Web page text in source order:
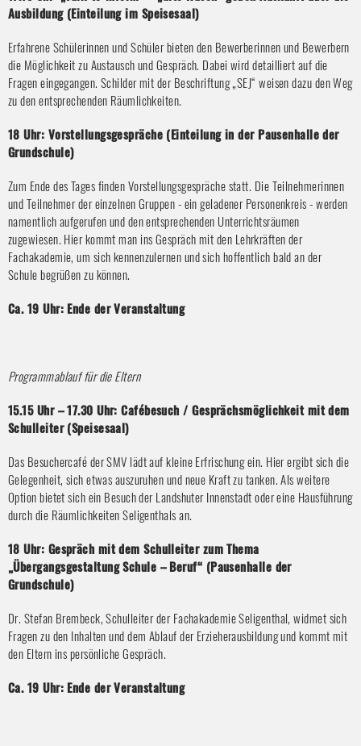
Ausbildung (Einteilung im Speisesaal)
Erfahrene Schülerinnen und Schüler bieten den Bewerberinnen und Bewerbern
die Möglichkeit zu Austausch und Gespräch. Dabei wird detailliert auf die
Fragen eingegangen. Schilder mit der Beschriftung „SEJ“ weisen dazu den Weg
zu den entsprechenden Räumlichkeiten.
18 Uhr: Vorstellungsgespräche (Einteilung in der Pausenhalle der
Grundschule)
Zum Ende des Tages finden Vorstellungsgespräche statt. Die Teilnehmerinnen
und Teilnehmer der einzelnen Gruppen - ein geladener Personenkreis - werden
namentlich aufgerufen und den entsprechenden Unterrichtsräumen
zugewiesen. Hier kommt man ins Gespräch mit den Lehrkräften der
Fachakademie, um sich kennenzulernen und sich hoffentlich bald an der
Schule begrüßen zu können.
Ca. 19 Uhr: Ende der Veranstaltung
Programmablauf für die Eltern
15.15 Uhr – 17.30 Uhr: Cafébesuch / Gesprächsmöglichkeit mit dem
Schulleiter (Speisesaal)
Das Besuchercafé der SMV lädt auf kleine Erfrischung ein. Hier ergibt sich die
Gelegenheit, sich etwas auszuruhen und neue Kraft zu tanken. Als weitere
Option bietet sich ein Besuch der Landshuter Innenstadt oder eine Hausführung
durch die Räumlichkeiten Seligenthals an.
18 Uhr: Gespräch mit dem Schulleiter zum Thema
„Übergangsgestaltung Schule – Beruf“ (Pausenhalle der
Grundschule)
Dr. Stefan Brembeck, Schulleiter der Fachakademie Seligenthal, widmet sich
Fragen zu den Inhalten und dem Ablauf der Erzieherausbildung und kommt mit
den Eltern ins persönliche Gespräch.
Ca. 19 Uhr: Ende der Veranstaltung